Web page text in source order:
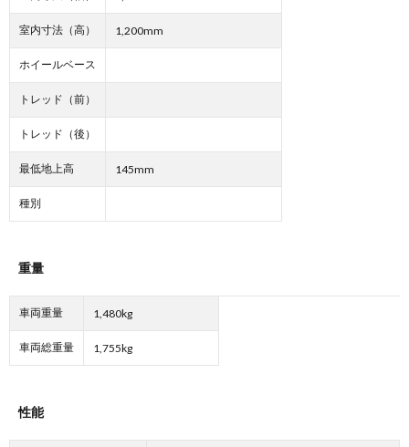
室内寸法（高） 1,200mm
ホイールベース
トレッド（前）
トレッド（後）
最低地上高 145mm
種別
重量
車両重量 1,480kg
車両総重量 1,755kg
性能